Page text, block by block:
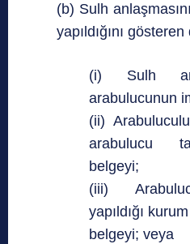
(b) Sulh
yapıldığını
(i) Sulh
arabulucunun
(ii)
arabulucu
belgeyi;
(iii)
yapıldığı
belgeyi; veya